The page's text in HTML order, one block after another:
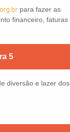
para fazer as
financeiro, faturas
5
diversão e lazer dos